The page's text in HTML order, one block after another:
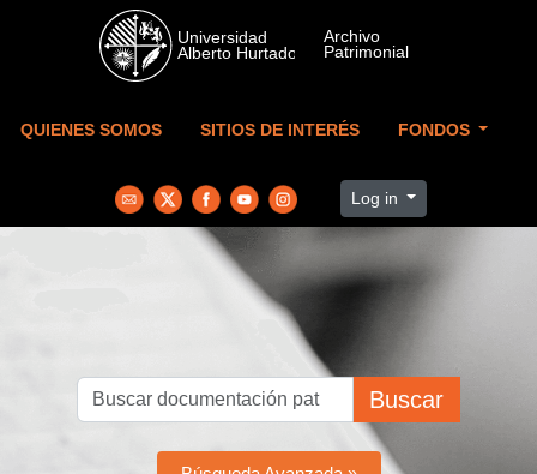
Skip to main content
QUIENES SOMOS SITIOS DE INTERÉS FONDOS
Log in
Buscar